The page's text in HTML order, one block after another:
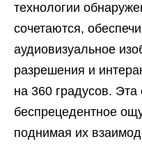
технологии
сочетаются,
аудиовизуальное
разрешения и
на 360 градусов. Эта
беспрецедентное
поднимая их